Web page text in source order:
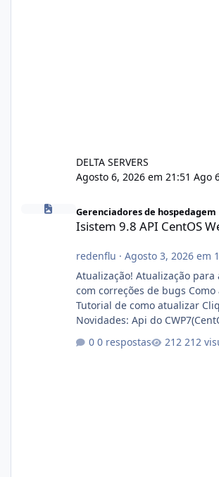
DELTA SERVERS
Agosto 6, 2026 em 21:51 Ago
Gerenciadores de hospedagem
Isistem 9.8 API CentOS
redenflu · Agosto 3, 2026 em
Atualização! Atualização para a versão 9.8
com correções de bugs Como atualizar?
Tutorial de como atualizar
Novidades: Api do CWP7(CentOS Web Panel)
autorizado a usasr o isistem:
0 respostas 212